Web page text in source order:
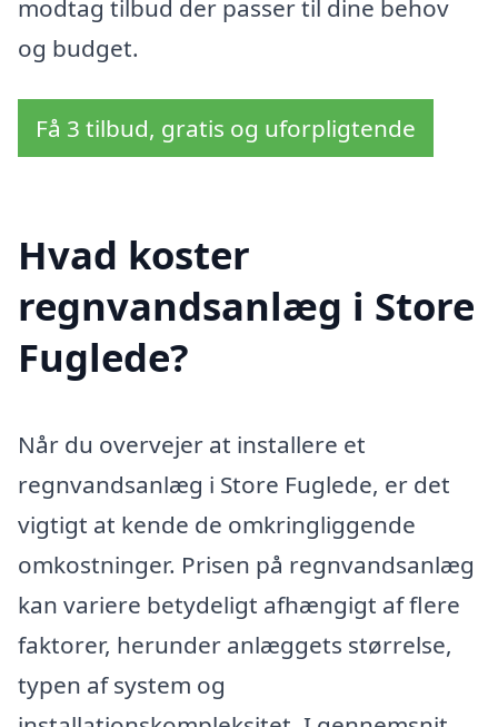
modtag tilbud der passer til dine behov
og budget.
Få 3 tilbud, gratis og uforpligtende
Hvad koster
regnvandsanlæg i Store
Fuglede?
Når du overvejer at installere et
regnvandsanlæg i Store Fuglede, er det
vigtigt at kende de omkringliggende
omkostninger. Prisen på regnvandsanlæg
kan variere betydeligt afhængigt af flere
faktorer, herunder anlæggets størrelse,
typen af system og